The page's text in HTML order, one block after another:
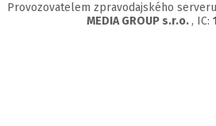
Provozovatelem zpravodajského serveru
MEDIA GROUP s.r.o. , IC: